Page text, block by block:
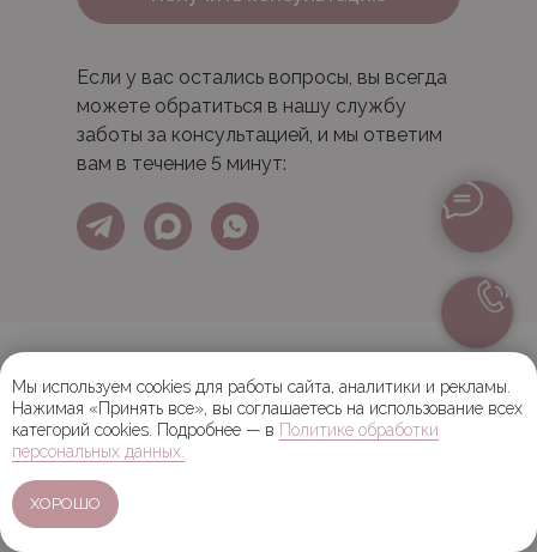
Если у вас остались вопросы, вы всегда
можете обратиться в нашу службу
заботы за консультацией, и мы ответим
вам в течение 5 минут:
Мы используем cookies для работы сайта, аналитики и рекламы.
Нажимая «Принять все», вы соглашаетесь на использование всех
категорий cookies. Подробнее — в Политике обработки
персональных данных.
ХОРОШО